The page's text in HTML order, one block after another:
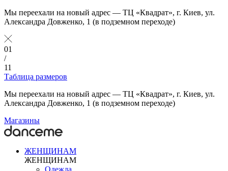
Мы переехали на новый адрес — ТЦ «Квадрат», г. Киев, ул.
Александра Довженко, 1 (в подземном переходе)
01
/
11
Таблица размеров
Мы переехали на новый адрес — ТЦ «Квадрат», г. Киев, ул.
Александра Довженко, 1 (в подземном переходе)
Магазины
ЖЕНЩИНАМ
ЖЕНЩИНАМ
Одежда